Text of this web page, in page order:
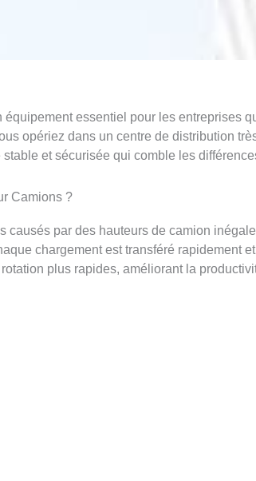
équipement essentiel pour les entreprises
opériez dans un centre de distribution
et sécurisée qui comble les
Camions ?
causés par des hauteurs de camion
chargement est transféré rapidement
plus rapides, améliorant la